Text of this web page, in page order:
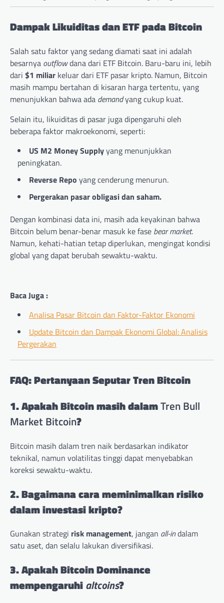
Dampak Likuiditas dan ETF pada Bitcoin
Salah satu faktor yang sedang diamati saat ini adalah
besarnya outflowdana dari ETF Bitcoin. Baru-baru ini, lebih
dari $1 miliar keluar dari ETF pasar kripto. Namun, Bitcoin
masih mampu bertahan di kisaran harga tertentu, yang
menunjukkan bahwa ada demandyang cukup kuat.
Selain itu, likuiditas di pasar juga dipengaruhi oleh
beberapa faktor makroekonomi, seperti:
US M2 Money Supplyyang menunjukkan
peningkatan.
Reverse Repo yang cenderung menurun.
Pergerakan pasar obligasi dan saham.
Dengan kombinasi data ini, masih ada keyakinan bahwa
Bitcoin belum benar-benar masuk ke fase bear market.
Namun, kehati-hatian tetap diperlukan, mengingat kondisi
global yang dapat berubah sewaktu-waktu.
Baca Juga :
Analisa Pasar Bitcoin dan Faktor-Faktor Ekonomi
Update Bitcoin dan Dampak Ekonomi Global: Analisis
Pergerakan
FAQ: Pertanyaan Seputar Tren Bitcoin
1. Apakah Bitcoin masih dalamTren Bull
Market Bitcoin?
Bitcoin masih dalam tren naik berdasarkan indikator
teknikal, namun volatilitas tinggi dapat menyebabkan
koreksi sewaktu-waktu.
2. Bagaimana cara meminimalkan risiko
dalam investasi kripto?
Gunakan strategi risk management, jangan all-indalam
satu aset, dan selalu lakukan diversifikasi.
3. Apakah Bitcoin Dominance
mempengaruhialtcoins?